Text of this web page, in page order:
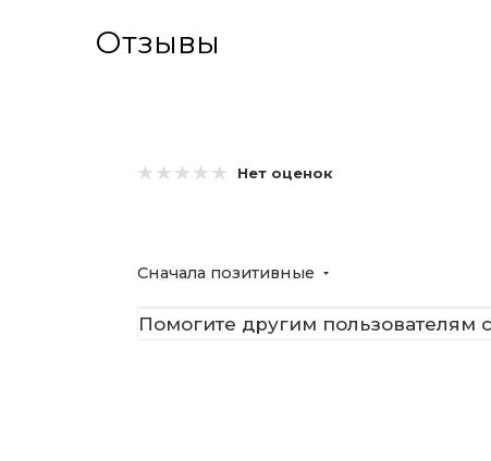
Отзывы
Нет оценок
Сначала позитивные
Помогите другим пользователям